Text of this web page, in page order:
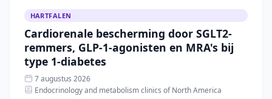
HARTFALEN
Cardiorenale bescherming door SGLT2-
remmers, GLP-1-agonisten en MRA's bij
type 1-diabetes
7 augustus 2026
Endocrinology and metabolism clinics of North America